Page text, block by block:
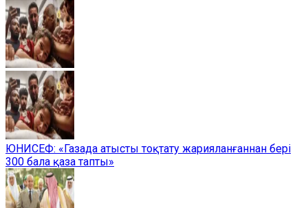
ЮНИСЕФ: «Газада атысты тоқтату жарияланғаннан бері
300 бала қаза тапты»